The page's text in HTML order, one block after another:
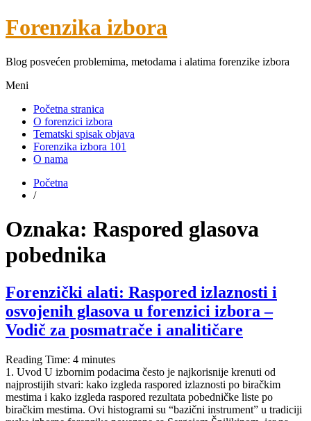
Forenzika izbora
Blog posvećen problemima, metodama i alatima forenzike izbora
Meni
Početna stranica
O forenzici izbora
Tematski spisak objava
Forenzika izbora 101
O nama
Početna
/
Oznaka: Raspored glasova
pobednika
Forenzički alati: Raspored izlaznosti i
osvojenih glasova u forenzici izbora –
Vodič za posmatrače i analitičare
Reading Time: 4 minutes
1. Uvod U izbornim podacima često je najkorisnije krenuti od
najprostijih stvari: kako izgleda raspored izlaznosti po biračkim
mestima i kako izgleda raspored rezultata pobedničke liste po
biračkim mestima. Ovi histogrami su “bazični instrument” u tradiciji